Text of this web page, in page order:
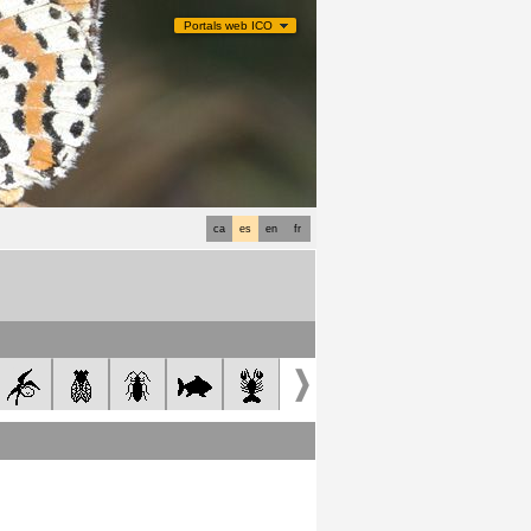
Portals web ICO
fr
en
es
ca